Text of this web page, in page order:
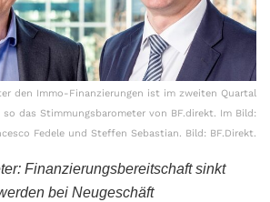
den Immo-Finanzierungen ist im zweiten Quartal
das Stimmungsbarometer von BF.direkt. Im Bild:
Fedele und Steffen Sebastian. Bild: BF.Direkt.
Finanzierungsbereitschaft sinkt
bei Neugeschäft